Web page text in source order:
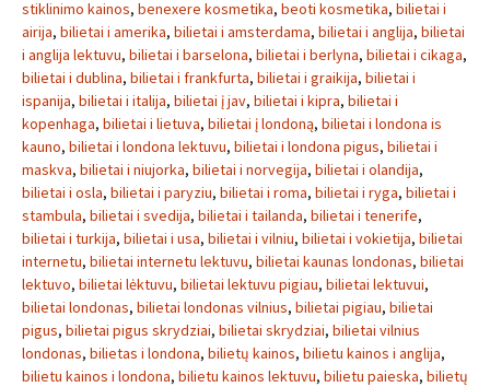
stiklinimo kainos, benexere kosmetika, beoti kosmetika, bilietai i
airija, bilietai i amerika, bilietai i amsterdama, bilietai i anglija, bilietai
i anglija lektuvu, bilietai i barselona, bilietai i berlyna, bilietai i cikaga,
bilietai i dublina, bilietai i frankfurta, bilietai i graikija, bilietai i
ispanija, bilietai i italija, bilietai į jav, bilietai i kipra, bilietai i
kopenhaga, bilietai i lietuva, bilietai į londoną, bilietai i londona is
kauno, bilietai i londona lektuvu, bilietai i londona pigus, bilietai i
maskva, bilietai i niujorka, bilietai i norvegija, bilietai i olandija,
bilietai i osla, bilietai i paryziu, bilietai i roma, bilietai i ryga, bilietai i
stambula, bilietai i svedija, bilietai i tailanda, bilietai i tenerife,
bilietai i turkija, bilietai i usa, bilietai i vilniu, bilietai i vokietija, bilietai
internetu, bilietai internetu lektuvu, bilietai kaunas londonas, bilietai
lektuvo, bilietai lėktuvu, bilietai lektuvu pigiau, bilietai lektuvui,
bilietai londonas, bilietai londonas vilnius, bilietai pigiau, bilietai
pigus, bilietai pigus skrydziai, bilietai skrydziai, bilietai vilnius
londonas, bilietas i londona, bilietų kainos, bilietu kainos i anglija,
bilietu kainos i londona, bilietu kainos lektuvu, bilietu paieska, bilietų